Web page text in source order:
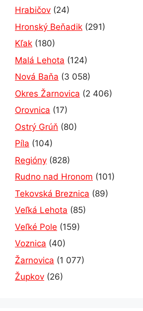
Hrabičov (24)
Hronský Beňadik (291)
Kľak (180)
Malá Lehota (124)
Nová Baňa (3 058)
Okres Žarnovica (2 406)
Orovnica (17)
Ostrý Grúň (80)
Píla (104)
Regióny (828)
Rudno nad Hronom (101)
Tekovská Breznica (89)
Veľká Lehota (85)
Veľké Pole (159)
Voznica (40)
Žarnovica (1 077)
Župkov (26)